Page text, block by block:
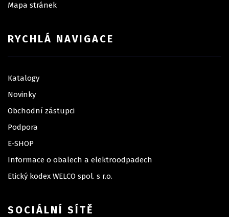
Mapa stránek
RYCHLÁ NAVIGACE
Katalogy
Novinky
Obchodní zástupci
Podpora
E-SHOP
Informace o obalech a elektroodpadech
Etický kodex WELCO spol. s r.o.
SOCIÁLNÍ SÍTĚ